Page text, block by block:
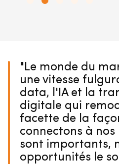
"Le monde du
une vitesse
data, l'IA et la
digitale qui
facette de la
connectons à
sont importants,
opportunités le